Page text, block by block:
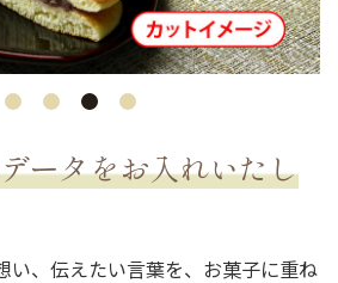
ータをお入れいたし
い、伝えたい言葉を、お菓子に重ね